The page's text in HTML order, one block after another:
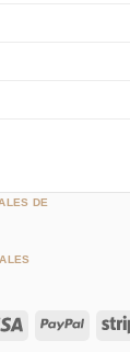
Visa PayPal
DE